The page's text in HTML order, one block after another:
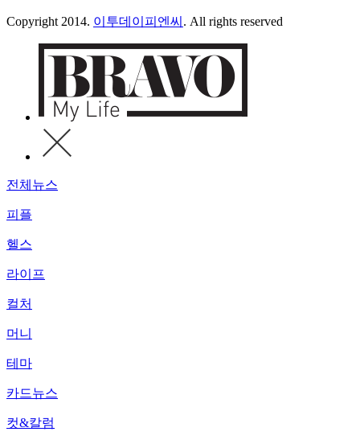
Copyright 2014. 이투데이피엔씨 . All rights reserved
전체뉴스
피플
헬스
라이프
컬처
머니
테마
카드뉴스
컷&칼럼